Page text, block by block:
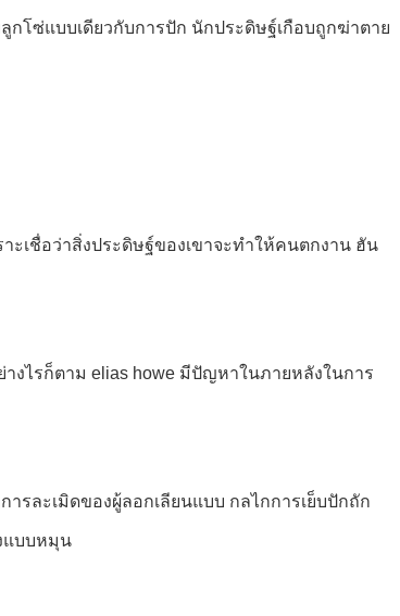
ลูกโซ่แบบเดียวกับการปัก นักประดิษฐ์เกือบถูกฆ่าตาย
ะเชื่อว่าสิ่งประดิษฐ์ของเขาจะทําให้คนตกงาน ฮัน
างไรก็ตาม elias howe มีปัญหาในภายหลังในการ
รละเมิดของผู้ลอกเลียนแบบ กลไกการเย็บปักถัก
แบบหมุน